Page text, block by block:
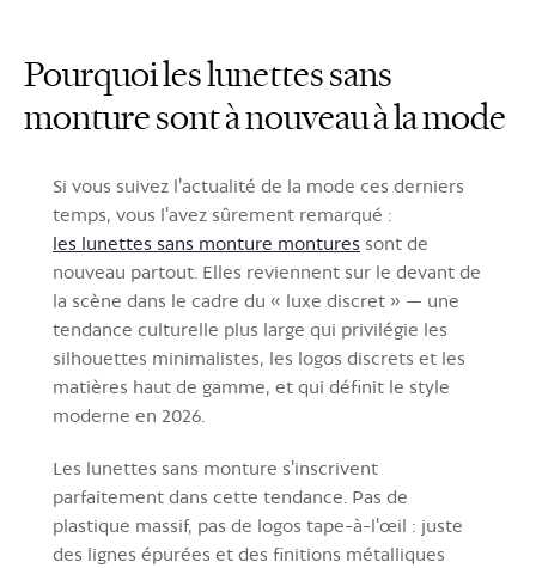
Pourquoi les lunettes sans
monture sont à nouveau à la mode
Si vous suivez l'actualité de la mode ces derniers
temps, vous l'avez sûrement remarqué :
les lunettes sans monture montures sont de
nouveau partout. Elles reviennent sur le devant de
la scène dans le cadre du « luxe discret » — une
tendance culturelle plus large qui privilégie les
silhouettes minimalistes, les logos discrets et les
matières haut de gamme, et qui définit le style
moderne en 2026.
Les lunettes sans monture s'inscrivent
parfaitement dans cette tendance. Pas de
plastique massif, pas de logos tape-à-l'œil : juste
des lignes épurées et des finitions métalliques